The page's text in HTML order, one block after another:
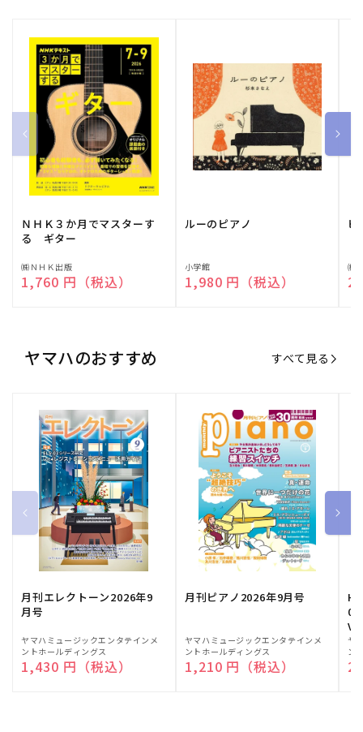
ＮＨＫ３か月でマスターす
る ギター
販
売
㈱ＮＨＫ出版
通常価格
1,760 円（税込）
ルーのピアノ
販
売
小学館
通常価格
1,980 円（税込）
ピ
販
売
㈱
ヤマハのおすすめ すべて見る
月刊エレクトーン2026年9
月号
販
売
元:
ヤマハミュージックエンタテインメ
ントホールディングス
通常価格
1,430 円（税込）
月刊ピアノ2026年9月号
販
売
元:
ヤマハミュージックエンタテインメ
ントホールディングス
通常価格
1,210 円（税込）
販
売
元:
ヤ
ン